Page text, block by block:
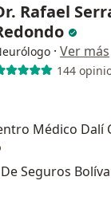
Rafael
· Ver más
144
Seguros